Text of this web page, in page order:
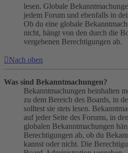
lesen. Globale
jedem Forum und ebenfalls in
Ob du eine globale
nicht, hängt von den durch die
vergebenen Berechtigungen ab.
Nach oben
Was sind Bekanntmachungen?
Bekanntmachungen beinhalten
zu dem Bereich des Boards, in
solltest sie stets lesen.
auf jeder Seite des Forums, in
globalen Bekanntmachungen
Berechtigungen ab, ob du
kannst oder nicht. Die